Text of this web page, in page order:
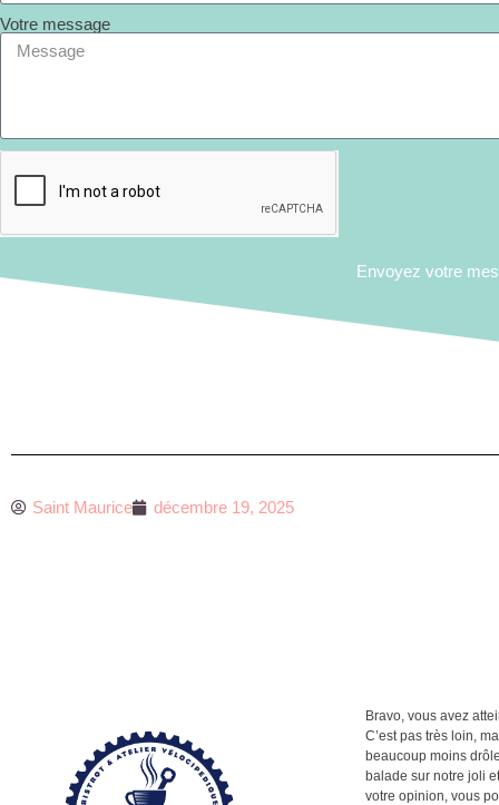
Votre message
Envoyez votre
Saint Maurice décembre 19, 2025
Bravo, vous avez
C’est pas très loin,
beaucoup moins
balade sur notre joli
votre opinion, vous